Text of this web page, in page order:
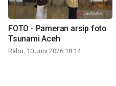
FOTO - Pameran arsip foto
Tsunami Aceh
Rabu, 10 Juni 2026 18:14